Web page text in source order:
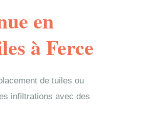
en
à Ferce
de tuiles ou
infiltrations avec des